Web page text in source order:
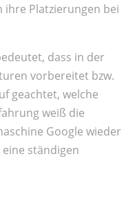
ihre Platzierungen bei
dass in der
vorbereitet bzw.
geachtet, welche
weiß die
Google wieder
ständigen